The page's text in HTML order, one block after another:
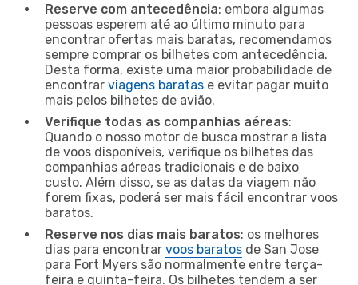
Reserve com antecedência: embora algumas
pessoas esperem até ao último minuto para
encontrar ofertas mais baratas, recomendamos
sempre comprar os bilhetes com antecedência.
Desta forma, existe uma maior probabilidade de
encontrar viagens baratas e evitar pagar muito
mais pelos bilhetes de avião.
Verifique todas as companhias aéreas:
Quando o nosso motor de busca mostrar a lista
de voos disponíveis, verifique os bilhetes das
companhias aéreas tradicionais e de baixo
custo. Além disso, se as datas da viagem não
forem fixas, poderá ser mais fácil encontrar voos
baratos.
Reserve nos dias mais baratos: os melhores
dias para encontrar voos baratos de San Jose
para Fort Myers são normalmente entre terça-
feira e quinta-feira. Os bilhetes tendem a ser